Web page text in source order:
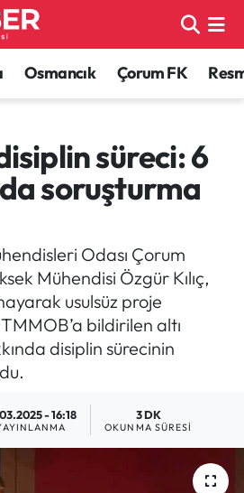
Osmancık Çorum FK
süreci: 6
soruşturma
Odası Çorum
Mühendisi Özgür Kılıç,
usulsüz proje
bildirilen altı
disiplin sürecinin
- 16:18 3 DK
OKUNMA SÜRESI
Haberleri
Haritası
ve Fikstür